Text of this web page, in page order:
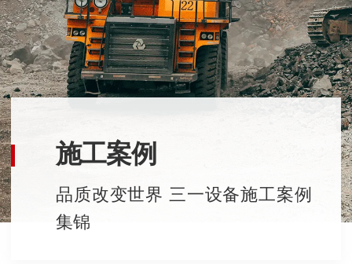
施工案例
品质改变世界 三一设备施工案例
集锦